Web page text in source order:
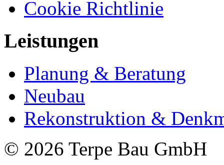
Cookie Richtlinie
Leistungen
Planung & Beratung
Neubau
Rekonstruktion &
© 2026 Terpe Bau GmbH